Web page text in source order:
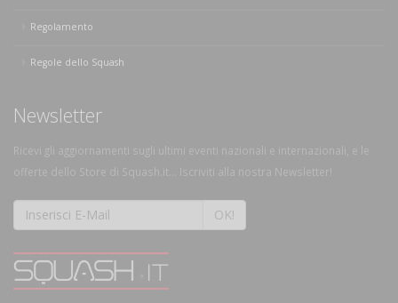
Regolamento
Regole dello Squash
Newsletter
Ricevi gli aggiornamenti sugli ultimi eventi nazionali e internazionali, e le
offerte dello Store di Squash.it... Iscriviti alla nostra Newsletter!
OK!